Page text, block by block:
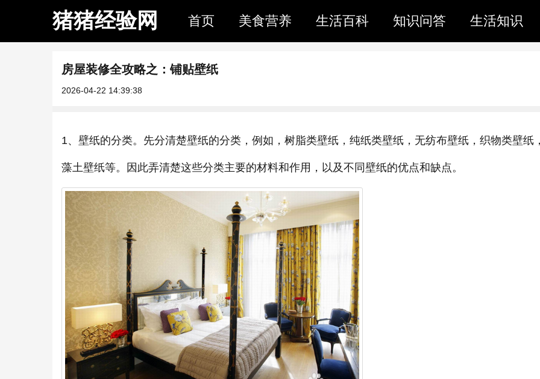
猪猪经验网 首页 美食营养 生活百科 知识问答 生活知识
房屋装修全攻略之：铺贴壁纸
2026-04-22 14:39:38
1、壁纸的分类。先分清楚壁纸的分类，例如，树脂类壁纸，纯纸类壁纸，无纺布壁纸，织物类壁纸
藻土壁纸等。因此弄清楚这些分类主要的材料和作用，以及不同壁纸的优点和缺点。